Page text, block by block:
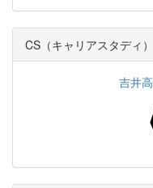
CS（キャリアスタディ）
吉井